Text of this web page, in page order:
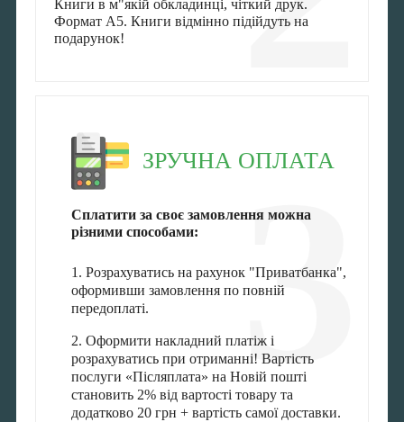
Книги в м"якій обкладинці, чіткий друк.
Формат А5. Книги відмінно підійдуть на
подарунок!
3
ЗРУЧНА ОПЛАТА
Сплатити за своє замовлення можна
різними способами:
1. Розрахуватись на рахунок "Приватбанка",
оформивши замовлення по повній
передоплаті.
2. Оформити накладний платіж і
розрахуватись при отриманні! Вартість
послуги «Післяплата» на Новій пошті
становить 2% від вартості товару та
додатково 20 грн + вартість самої доставки.